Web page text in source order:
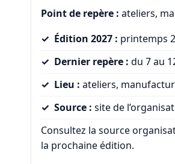
Point de repère : ateliers,
Édition 2027 : printemps
Dernier repère : du 7 au
Lieu : ateliers,
Source : site de
Consultez la source
la prochaine édition.